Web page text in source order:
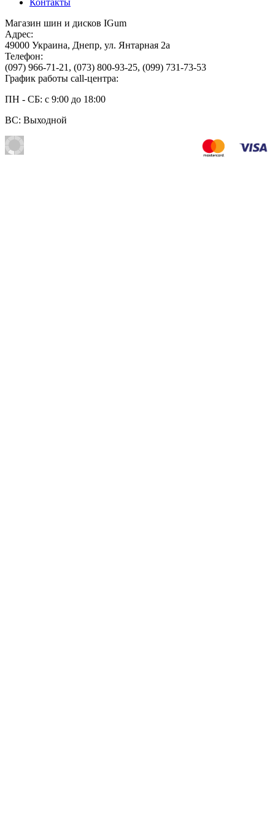
Магазин шин и дисков IGum
Адрес:
49000 Украина, Днепр, ул. Янтарная 2а
Телефон:
(097) 966-71-21 , (073) 800-93-25, (099) 731-73-53
График работы call-центра:
ПН - СБ: с 9:00 до 18:00
ВС: Выходной